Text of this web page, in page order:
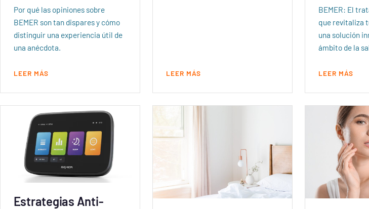
Por qué las opiniones sobre
BEMER son tan dispares y cómo
distinguir una experiencia útil de
una anécdota.
LEER MÁS LEER MÁS
BEMER: El
que revitaliza
una solución
ámbito de la
LEER MÁS
Estrategias Anti-